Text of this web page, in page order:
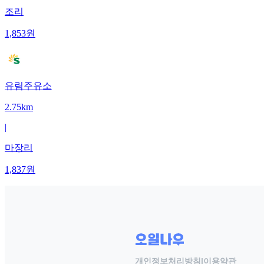
조리
1,853원
유림주유소
2.75km
|
마장리
1,837원
개인정보처리방침 |이용약관